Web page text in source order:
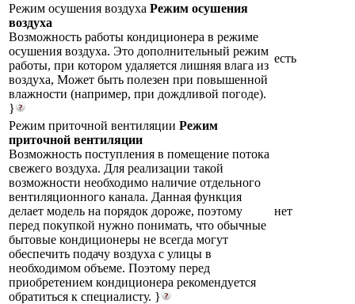
Режим осушения воздуха Режим осушения
воздуха
Возможность работы кондиционера в режиме
осушения воздуха. Это дополнительный режим
работы, при котором удаляется лишняя влага из
воздуха, Может быть полезен при повышенной
влажности (например, при дождливой погоде).
}
есть
Режим приточной вентиляции Режим
приточной вентиляции
Возможность поступления в помещение потока
свежего воздуха. Для реализации такой
возможности необходимо наличие отдельного
вентиляционного канала. Данная функция
делает модель на порядок дороже, поэтому
перед покупкой нужно понимать, что обычные
бытовые кондиционеры не всегда могут
обеспечить подачу воздуха с улицы в
необходимом объеме. Поэтому перед
приобретением кондиционера рекомендуется
обратиться к специалисту. }
нет